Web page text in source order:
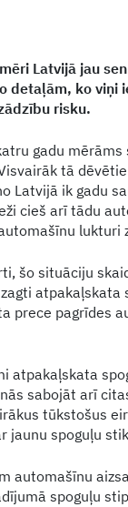
Latvijā jau
detaļām, ko
risku.
gadu
tā
Latvijā ik gadu
cieš arī tādu
lukturi
šo situāciju
prece pagrīdes
atpakaļskata
sabojāt arī
tūkstošus
jaunu spoguļu
automašīnu
spoguļu